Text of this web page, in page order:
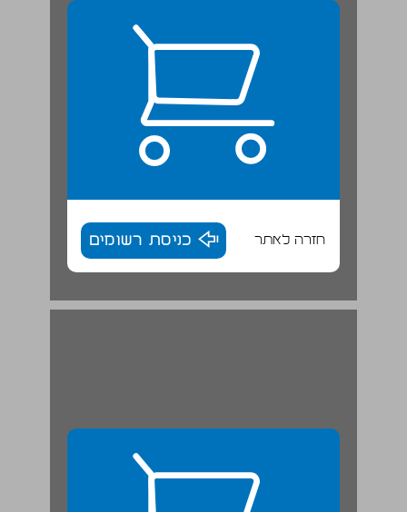
חזרה לאתר כניסת רשומים